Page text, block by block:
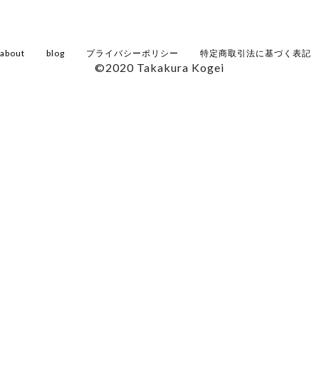
about blog プライバシーポリシー 特定商取引法に基づく表記
©2020 Takakura Kogei